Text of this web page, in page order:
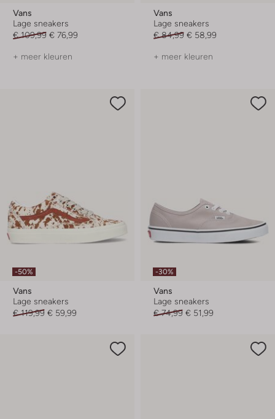
Vans
Lage sneakers
€ 109,99 € 76,99
+ meer kleuren
Vans
Lage sneakers
€ 84,99 € 58,99
+ meer kleuren
-50%
Vans
Lage sneakers
€ 119,99 € 59,99
-30%
Vans
Lage sneakers
€ 74,99 € 51,99